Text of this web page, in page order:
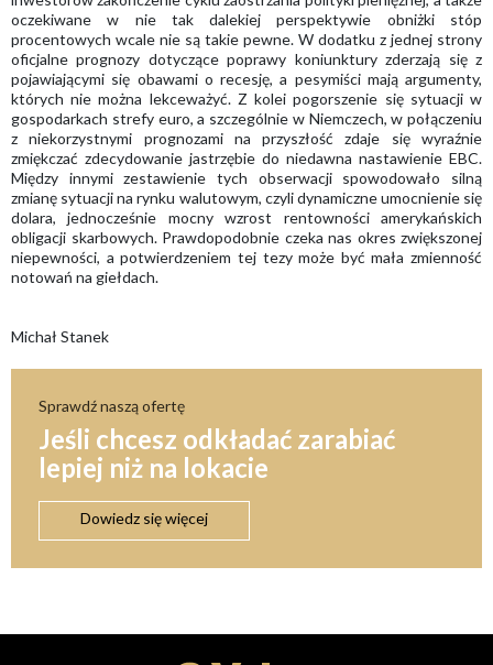
oczekiwane w nie tak dalekiej perspektywie obniżki stóp
procentowych wcale nie są takie pewne. W dodatku z jednej strony
oficjalne prognozy dotyczące poprawy koniunktury zderzają się z
pojawiającymi się obawami o recesję, a pesymiści mają argumenty,
których nie można lekceważyć. Z kolei pogorszenie się sytuacji w
gospodarkach strefy euro, a szczególnie w Niemczech, w połączeniu
z niekorzystnymi prognozami na przyszłość zdaje się wyraźnie
zmiękczać zdecydowanie jastrzębie do niedawna nastawienie EBC.
Między innymi zestawienie tych obserwacji spowodowało silną
zmianę sytuacji na rynku walutowym, czyli dynamiczne umocnienie się
dolara, jednocześnie mocny wzrost rentowności amerykańskich
obligacji skarbowych. Prawdopodobnie czeka nas okres zwiększonej
niepewności, a potwierdzeniem tej tezy może być mała zmienność
notowań na giełdach.
Michał Stanek
Sprawdź naszą ofertę
Jeśli chcesz odkładać zarabiać
lepiej niż na lokacie
Dowiedz się więcej